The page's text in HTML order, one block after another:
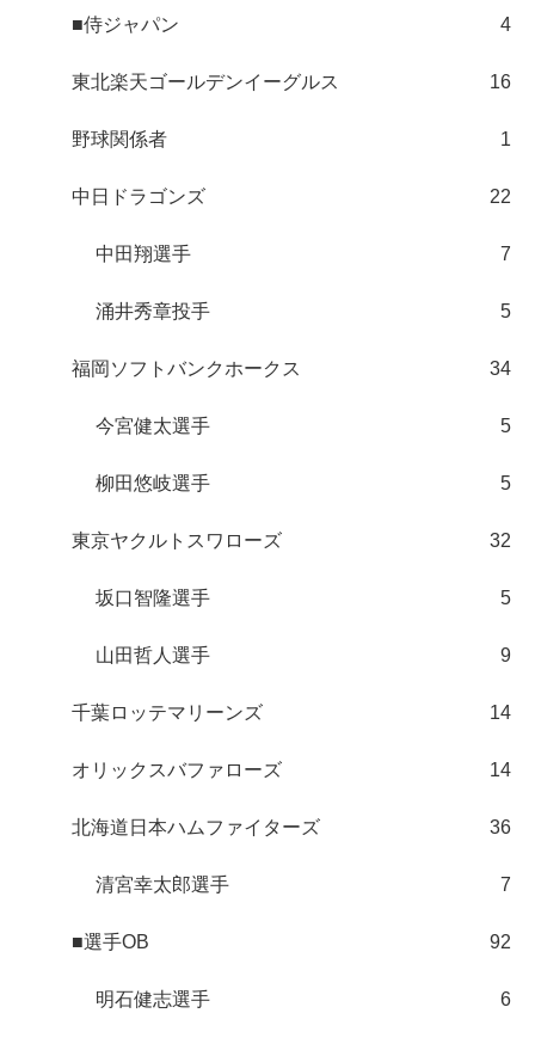
■侍ジャパン 4
東北楽天ゴールデンイーグルス 16
野球関係者 1
中日ドラゴンズ 22
中田翔選手 7
涌井秀章投手 5
福岡ソフトバンクホークス 34
今宮健太選手 5
柳田悠岐選手 5
東京ヤクルトスワローズ 32
坂口智隆選手 5
山田哲人選手 9
千葉ロッテマリーンズ 14
オリックスバファローズ 14
北海道日本ハムファイターズ 36
清宮幸太郎選手 7
■選手OB 92
明石健志選手 6